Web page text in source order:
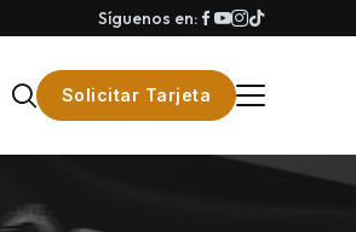
Síguenos en:
Solicitar Tarjeta